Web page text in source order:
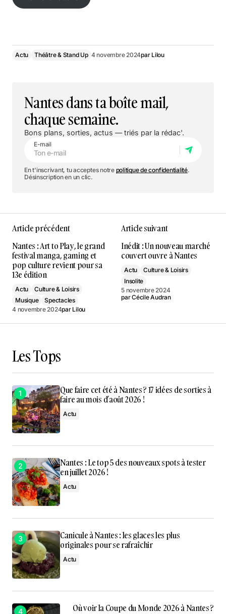
Voir la billetterie
Actu Théâtre & Stand Up 4 novembre 2024par Lilou
Nantes dans ta boîte mail,
chaque semaine.
Bons plans, sorties, actus — triés par la rédac'.
E-mail
En t'inscrivant, tu acceptes notre politique de confidentialité.
Désinscription en un clic.
Article précédent
Nantes : Art to Play, le grand
festival manga, gaming et
pop culture revient pour sa
13e édition
Actu
Culture & Loisirs
Musique
Spectacles
4 novembre 2024par Lilou
Article suivant
Inédit : Un nouveau marché
couvert ouvre à Nantes
Actu
Culture & Loisirs
Insolite
5 novembre 2024
parCécile Audran
Les Tops
Que faire cet été à Nantes ? 17 idées de sorties à
faire au mois d’août 2026 !
Actu
Nantes : Le top 5 des nouveaux spots à tester
en juillet 2026 !
Actu
Canicule à Nantes : les glaces les plus
originales pour se rafraîchir
Actu
Où voir la Coupe du Monde 2026 à Nantes ?